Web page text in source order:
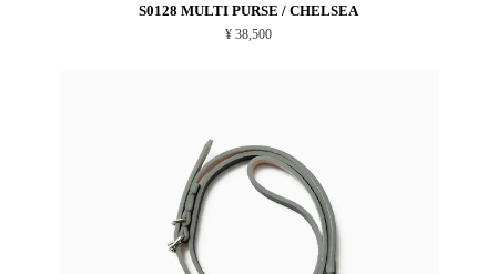
S0128 MULTI PURSE / CHELSEA
¥ 38,500